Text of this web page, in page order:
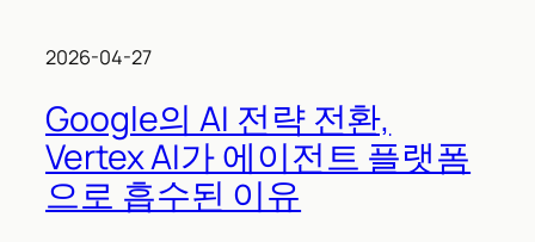
2026-04-27
Google의 AI 전략 전환,
Vertex AI가 에이전트 플랫폼
으로 흡수된 이유